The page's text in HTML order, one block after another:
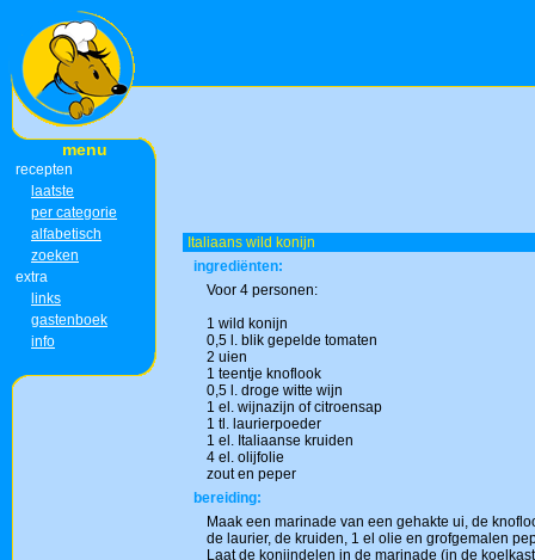
menu
recepten
laatste
per categorie
alfabetisch
zoeken
extra
links
gastenboek
info
Italiaans wild konijn
ingrediënten:
Voor 4 personen:
1 wild konijn
0,5 l. blik gepelde tomaten
2 uien
1 teentje knoflook
0,5 l. droge witte wijn
1 el. wijnazijn of citroensap
1 tl. laurierpoeder
1 el. Italiaanse kruiden
4 el. olijfolie
zout en peper
bereiding:
Maak een marinade van een gehakte ui, de
de laurier, de kruiden, 1 el olie en grofgemalen
Laat de konijndelen in de marinade (in de